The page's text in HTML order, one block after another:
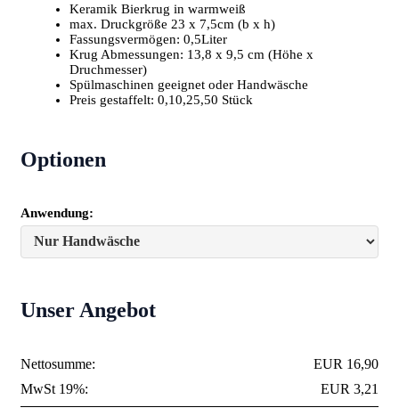
Keramik Bierkrug in warmweiß
max. Druckgröße 23 x 7,5cm (b x h)
Fassungsvermögen: 0,5Liter
Krug Abmessungen: 13,8 x 9,5 cm (Höhe x
Druchmesser)
Spülmaschinen geeignet oder Handwäsche
Preis gestaffelt: 0,10,25,50 Stück
Optionen
Anwendung:
Unser Angebot
Nettosumme:
EUR 16,90
MwSt 19%:
EUR 3,21